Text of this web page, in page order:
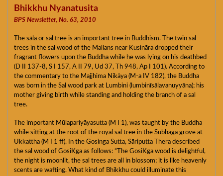
Bhikkhu Nyanatusita
BPS Newsletter, No. 63, 2010
The sāla or sal tree is an important tree in Buddhism. The twin sal
trees in the sal wood of the Mallans near Kusināra dropped their
fragrant flowers upon the Buddha while he was lying on his deathbed
(D II 137-8, S I 157, A II 79, Ud 37, Th 948, Ap I 101). According to
the commentary to the Majjhima Nikāya (M-a IV 182), the Buddha
was born in the Sal wood park at Lumbini (lumbinīsālavanuyyāna); his
mother giving birth while standing and holding the branch of a sal
tree.
The important Mūlapariyāyasutta (M I 1), was taught by the Buddha
while sitting at the root of the royal sal tree in the Subhaga grove at
Ukkattha (M I 1 ff). In the Gosinga Sutta, Sāriputta Thera described
the sal wood of GosiKga as follows: “The GosiKga wood is delightful,
the night is moonlit, the sal trees are all in blossom; it is like heavenly
scents are wafting. What kind of Bhikkhu could illuminate this